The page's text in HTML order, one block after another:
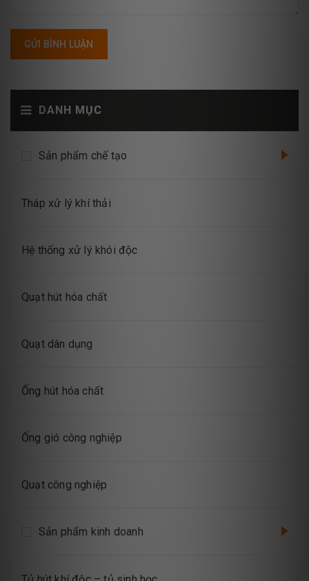
DANH MỤC
Sản phẩm chế tạo
Tháp xử lý khí thải
Hệ thống xử lý khói độc
Quạt hút hóa chất
Quạt dân dụng
Ống hút hóa chất
Ống gió công nghiệp
Quạt công nghiệp
Sản phẩm kinh doanh
GỬI BÌNH LUẬN